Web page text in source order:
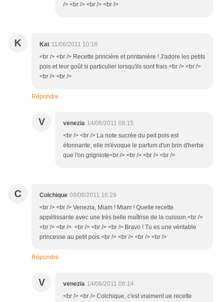
/> <br /> <br /> <br />
K Kat 11/06/2011 10:16
<br /> <br /> Recette princière et printanière ! J'adore les petits
pois et leur goût si particulier lorsqu'ils sont frais.<br /> <br />
<br /> <br />
Répondre
V venezia 14/06/2011 08:15
<br /> <br /> La note sucrée du peit pois est
étonnante; elle m'évoque le parfum d'un brin d'herbe
que l'on grigniote<br /> <br /> <br /> <br />
C Colchique 09/06/2011 16:29
<br /> <br /> Venezia, Miam ! Miam ! Quelle recette
appétissante avec une très belle maîtrise de la cuisson.<br />
<br /> <br /> <br /> <br /> <br /> Bravo ! Tu es une véritable
princesse au petit pois.<br /> <br /> <br /> <br />
Répondre
V venezia 14/06/2011 08:14
<br /> <br /> Colchique, c'est vraiment ue recette